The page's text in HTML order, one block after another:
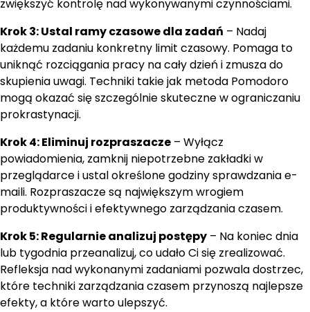
zwiększyć kontrolę nad wykonywanymi czynnościami.
Krok 3: Ustal ramy czasowe dla zadań – Nadaj
każdemu zadaniu konkretny limit czasowy. Pomaga to
uniknąć rozciągania pracy na cały dzień i zmusza do
skupienia uwagi. Techniki takie jak metoda Pomodoro
mogą okazać się szczególnie skuteczne w ograniczaniu
prokrastynacji.
Krok 4: Eliminuj rozpraszacze – Wyłącz
powiadomienia, zamknij niepotrzebne zakładki w
przeglądarce i ustal określone godziny sprawdzania e-
maili. Rozpraszacze są największym wrogiem
produktywności i efektywnego zarządzania czasem.
Krok 5: Regularnie analizuj postępy – Na koniec dnia
lub tygodnia przeanalizuj, co udało Ci się zrealizować.
Refleksja nad wykonanymi zadaniami pozwala dostrzec,
które techniki zarządzania czasem przynoszą najlepsze
efekty, a które warto ulepszyć.